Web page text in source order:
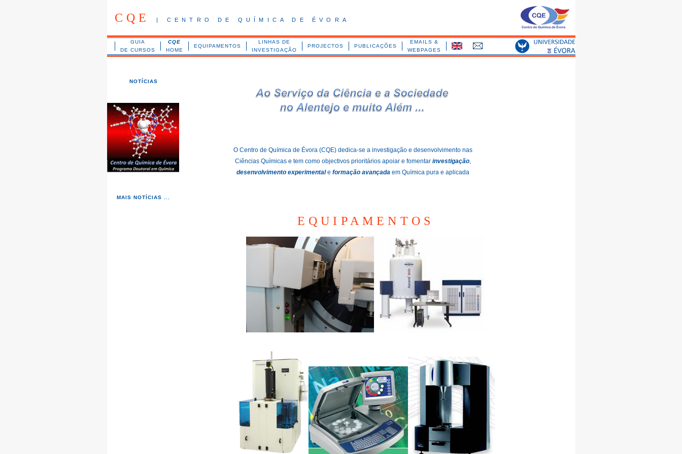
CQE | CENTRO DE QUÍMICA DE ÉVORA
GUIA
DE CURSOS
CQE
HOME
EQUIPAMENTOS
LINHAS DE
INVESTIGAÇÃO
PROJECTOS PUBLICAÇÕES
EMAILS &
WEBPAGES
NOTÍCIAS
MAIS NOTÍCIAS ...
O Centro de Química de Évora (CQE) dedica-se a investigação e desenvolvimento nas
Ciências Químicas e tem como objectivos prioritários apoiar e fomentar investigação,
desenvolvimento experimentale formação avançada em Química pura e aplicada
EQUIPAMENTOS